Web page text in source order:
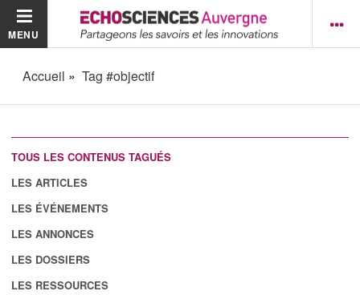
MENU
Accueil Tag #objectif
TOUS LES CONTENUS TAGUÉS
LES ARTICLES
LES ÉVÉNEMENTS
LES ANNONCES
LES DOSSIERS
LES RESSOURCES